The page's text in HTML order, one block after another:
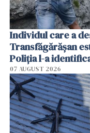
Individul care a
Transfăgărășan
Poliția l-a
07 AUGUST 2026